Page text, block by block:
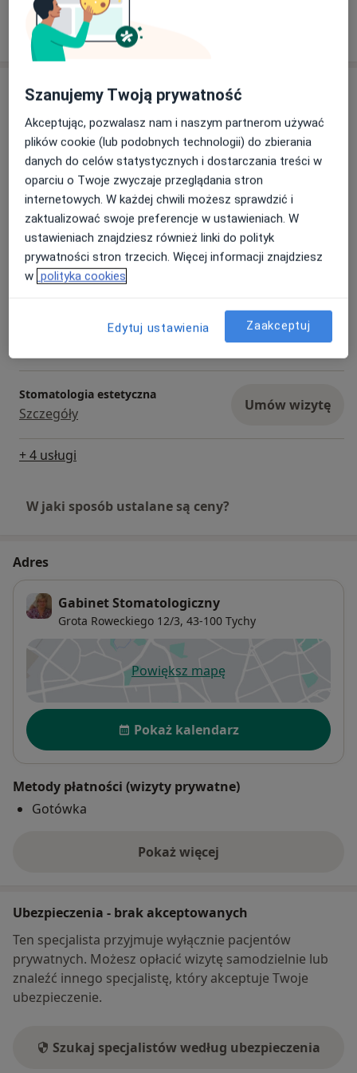
Pokaż więcej
Usługi i ceny
Konsultacja stomatologiczna
Od 50 zł Szczegóły Umów wizytę
Badania stomatologiczne
50 zł Szczegóły Umów wizytę
Leczenie próchnicy
Od 320 zł Szczegóły Umów wizytę
Umów wizytę
Stomatologia estetyczna
Szczegóły Umów wizytę
+ 4 usługi
W jaki sposób ustalane są ceny?
Adres
Gabinet Stomatologiczny
Grota Roweckiego 12/3, 43-100 Tychy
Powiększ mapęotwiera się w nowej karcie
Dostępność
Pokaż kalendarz
Metody płatności (wizyty prywatne)
Gotówka
Pokaż więcej
o adresie
Ubezpieczenia - brak akceptowanych
Ten specjalista przyjmuje wyłącznie pacjentów
prywatnych. Możesz opłacić wizytę samodzielnie lub
znaleźć innego specjalistę, który akceptuje Twoje
ubezpieczenie.
Szukaj specjalistów według ubezpieczenia
Szanujemy Twoją prywatność
Akceptując, pozwalasz nam i naszym partnerom używać
plików cookie (lub podobnych technologii) do zbierania
danych do celów statystycznych i dostarczania treści w
oparciu o Twoje zwyczaje przeglądania stron
internetowych. W każdej chwili możesz sprawdzić i
zaktualizować swoje preferencje w ustawieniach. W
ustawieniach znajdziesz również linki do polityk
prywatności stron trzecich. Więcej informacji znajdziesz
w polityka cookies
Edytuj ustawienia Zaakceptuj